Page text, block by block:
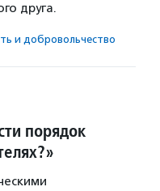
друга.
и доброволь­чест­во
порядок